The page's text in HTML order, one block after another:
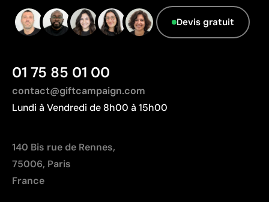
Devis gratuit
01 75 85 01 00
contact@giftcampaign.com
Lundi à Vendredi de 8h00 à 15h00
140 Bis rue de Rennes,
75006, Paris
France